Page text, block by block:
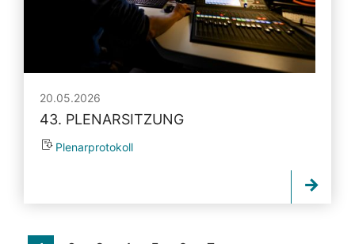
20.05.2026
43. PLENARSITZUNG
Plenarprotokoll